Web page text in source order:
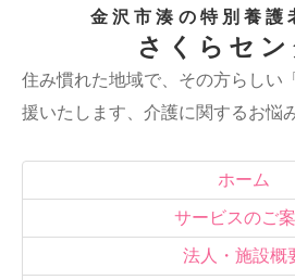
金沢市湊の特別養護
さくらセン
住み慣れた地域で、その方らしい
援いたします、介護に関するお悩
ホーム
サービスのご
法人・施設概